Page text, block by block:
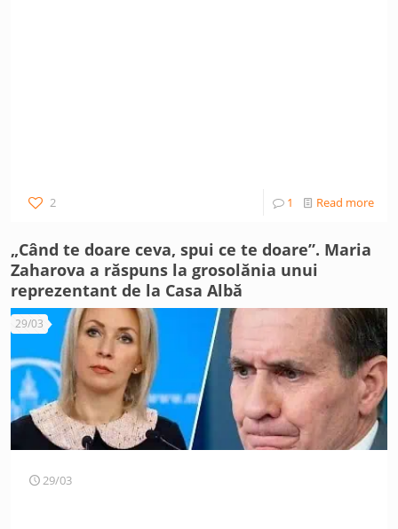
2 1 Read more
„Când te doare ceva, spui ce te doare”. Maria
Zaharova a răspuns la grosolănia unui
reprezentant de la Casa Albă
29/03
29/03